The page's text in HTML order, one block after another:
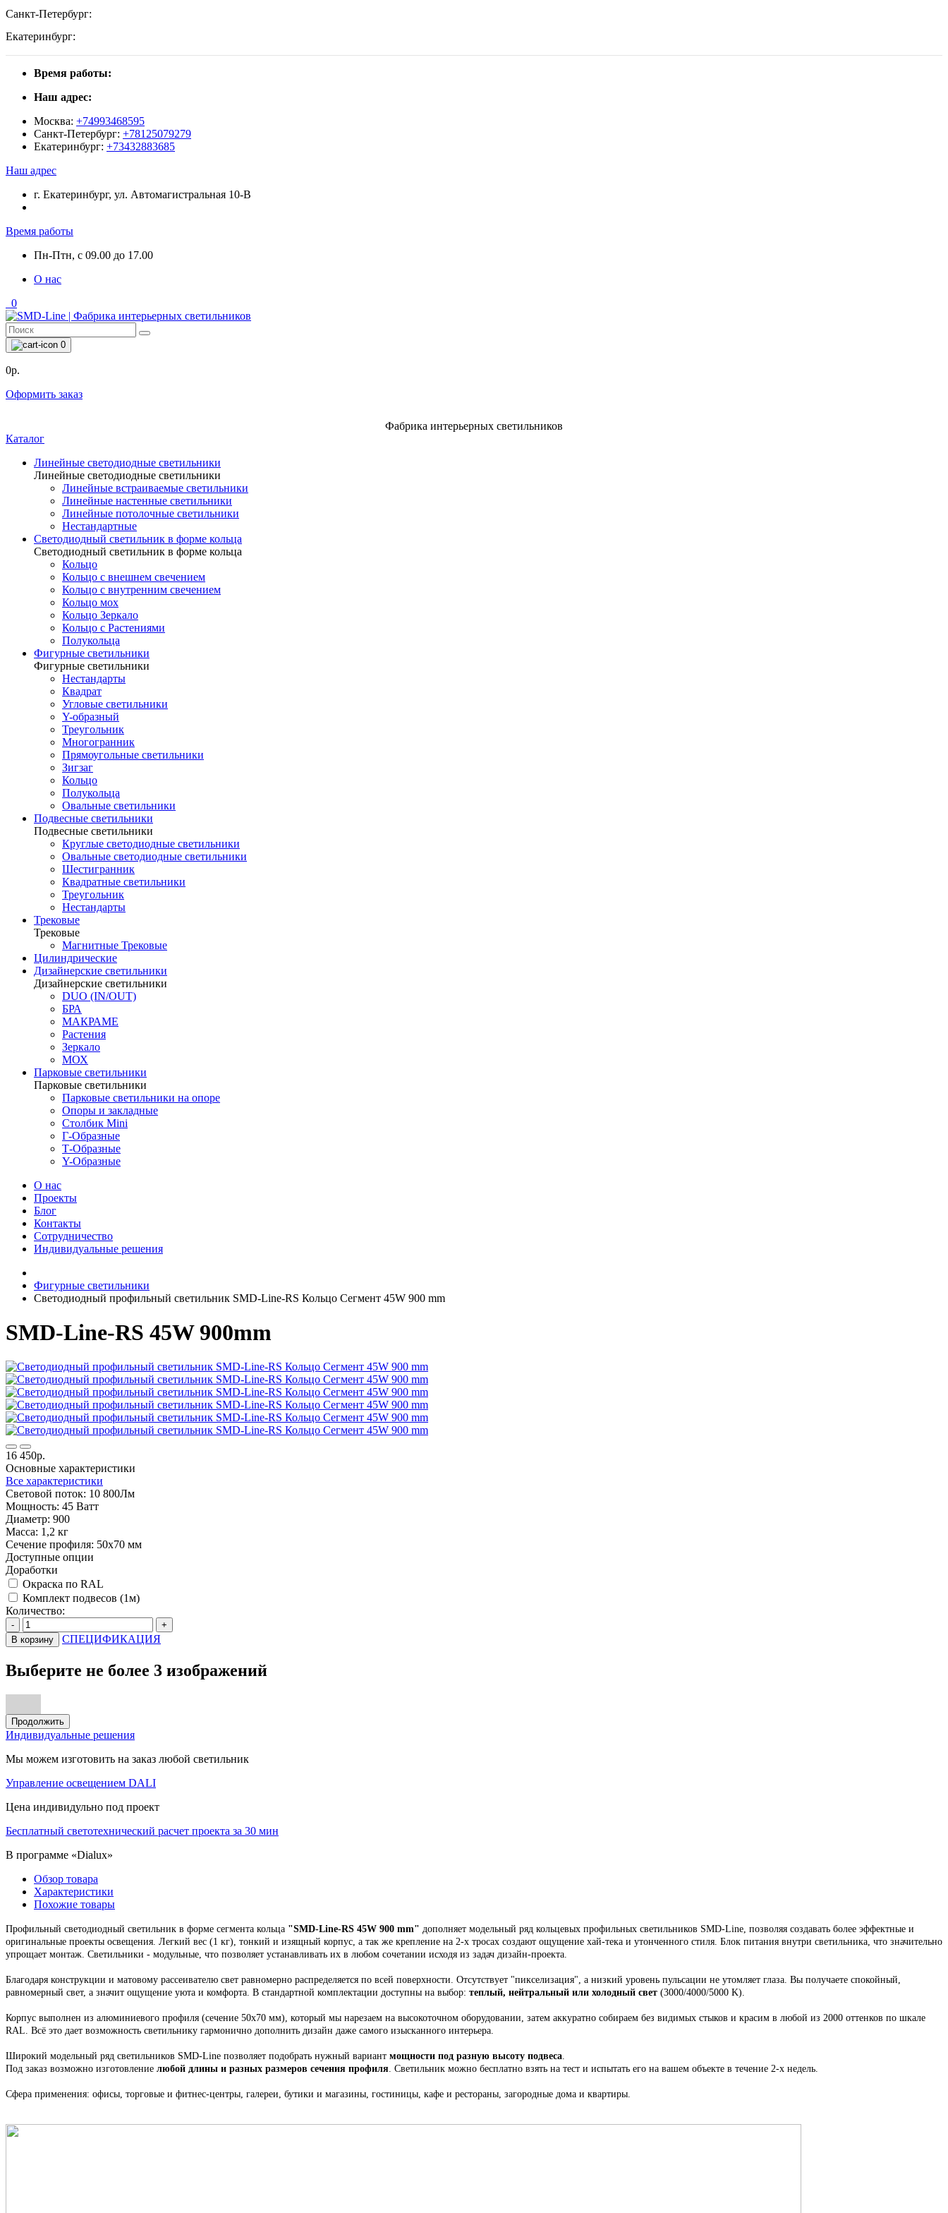
Санкт-Петербург:
Екатеринбург:
Время работы:
Наш адрес:
Москва: +74993468595
Санкт-Петербург: +78125079279
Екатеринбург: +73432883685
Наш адрес
г. Екатеринбург, ул. Автомагистральная 10-В
Время работы
Пн-Птн, с 09.00 до 17.00
О нас
0
0
0р.
Оформить заказ
Фабрика интерьерных светильников
Каталог
Линейные светодиодные светильники
Линейные светодиодные светильники
Линейные встраиваемые светильники
Линейные настенные светильники
Линейные потолочные светильники
Нестандартные
Светодиодный светильник в форме кольца
Светодиодный светильник в форме кольца
Кольцо
Кольцо с внешнем свечением
Кольцо с внутренним свечением
Кольцо мох
Кольцо Зеркало
Кольцо с Растениями
Полукольца
Фигурные светильники
Фигурные светильники
Нестандарты
Квадрат
Угловые светильники
Y-образный
Треугольник
Многогранник
Прямоугольные светильники
Зигзаг
Кольцо
Полукольца
Овальные светильники
Подвесные светильники
Подвесные светильники
Круглые светодиодные светильники
Овальные светодиодные светильники
Шестигранник
Квадратные светильники
Треугольник
Нестандарты
Трековые
Трековые
Магнитные Трековые
Цилиндрические
Дизайнерские светильники
Дизайнерские светильники
DUO (IN/OUT)
БРА
МАКРАМЕ
Растения
Зеркало
МОХ
Парковые светильники
Парковые светильники
Парковые светильники на опоре
Опоры и закладные
Столбик Mini
Г-Образные
Т-Образные
Y-Образные
О нас
Проекты
Блог
Контакты
Сотрудничество
Индивидуальные решения
Фигурные светильники
Светодиодный профильный светильник SMD-Line-RS Кольцо Сегмент 45W 900 mm
SMD-Line-RS 45W 900mm
16 450р.
Основные характеристики
Все характеристики
Световой поток: 10 800Лм
Мощность: 45 Ватт
Диаметр: 900
Масса: 1,2 кг
Сечение профиля: 50х70 мм
Доступные опции
Доработки
Окраска по RAL
Комплект подвесов (1м)
Количество:
-
+
В корзину
СПЕЦИФИКАЦИЯ
Выберите не более 3 изображений
Продолжить
Индивидуальные решения
Мы можем изготовить на заказ любой светильник
Управление освещением DALI
Цена индивидульно под проект
Бесплатный светотехнический расчет проекта за 30 мин
В программе «Dialux»
Обзор товара
Характеристики
Похожие товары
Профильный светодиодный светильник в форме сегмента кольца "SMD-Line-RS 45W 900 mm" дополняет модельный ряд кольцевых профильных светильников SMD-Line, позволяя создавать более эффектные и
оригинальные проекты освещения. Легкий вес (1 кг), тонкий и изящный корпус, а так же крепление на 2-х тросах создают ощущение хай-тека и утонченного стиля. Блок питания внутри светильника, что значительно
упрощает монтаж. Светильники - модульные, что позволяет устанавливать их в любом сочетании исходя из задач дизайн-проекта.
Благодаря конструкции и матовому рассеивателю свет равномерно распределяется по всей поверхности. Отсутствует "пикселизация", а низкий уровень пульсации не утомляет глаза. Вы получаете спокойный,
равномерный свет, а значит ощущение уюта и комфорта. В стандартной комплектации доступны на выбор: теплый, нейтральный или холодный свет (3000/4000/5000 K).
Корпус выполнен из алюминиевого профиля (сечение 50х70 мм), который мы нарезаем на высокоточном оборудовании, затем аккуратно собираем без видимых стыков и красим в любой из 2000 оттенков по шкале
RAL. Всё это дает возможность светильнику гармонично дополнить дизайн даже самого изысканного интерьера.
Широкий модельный ряд светильников SMD-Line позволяет подобрать нужный вариант мощности под разную высоту подвеса.
Под заказ возможно изготовление любой длины и разных размеров сечения профиля. Светильник можно бесплатно взять на тест и испытать его на вашем объекте в течение 2-х недель.
Сфера применения: офисы, торговые и фитнес-центры, галереи, бутики и магазины, гостиницы, кафе и рестораны, загородные дома и квартиры.